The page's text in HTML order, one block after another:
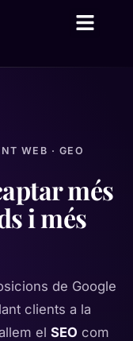
WEB · GEO
més
i més
de Google
clients a la
el SEO com